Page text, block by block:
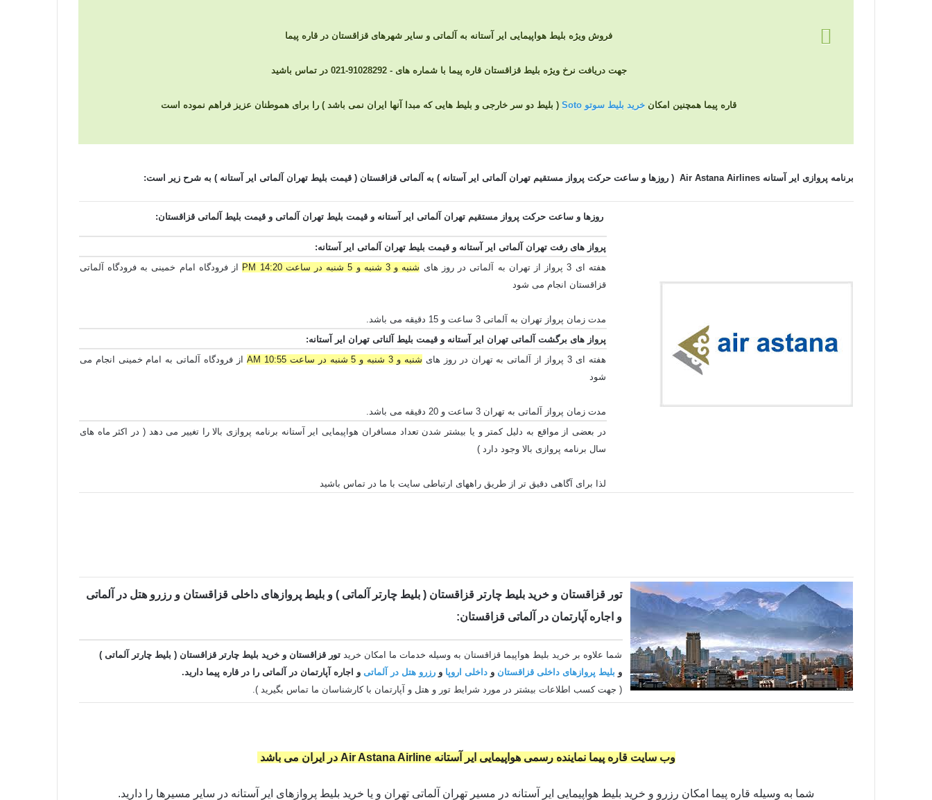
فروش ویژه بلیط هواپیمایی ایر آستانه به آلماتی و سایر شهرهای قزاقستان در قاره پیما
جهت دریافت نرخ ویژه بلیط قزاقستان قاره پیما با شماره های - 91028292-021 در تماس باشید
قاره پیما همچنین امکان خرید بلیط سوتو Soto ( بلیط دو سر خارجی و بلیط هایی که مبدا آنها ایران نمی باشد ) را برای هموطنان عزیز فراهم نموده است
برنامه پروازی ایر آستانه Air Astana Airlines (روزها و ساعت حرکت پرواز مستقیم تهران آلماتی ایر آستانه ) به آلماتی قزاقستان ( قیمت بلیط تهران آلماتی ایر آستانه ) به شرح زیر است:
روزها و ساعت حرکت پرواز مستقیم تهران آلماتی ایر آستانه و قیمت بلیط تهران آلماتی و قیمت بلیط آلماتی قزاقستان:
پرواز های رفت تهران آلماتی ایر آستانه و قیمت بلیط تهران آلماتی ایر آستانه:
هفته ای 3 پرواز از تهران به آلماتی در روز های
شنبه و 3 شنبه و 5 شنبه در ساعت 14:20 PM
از فرودگاه امام خمینی به فرودگاه آلماتی
قزاقستان انجام می شود
مدت زمان پرواز تهران به آلماتی 3 ساعت و 15 دقیقه می باشد.
پرواز های برگشت آلماتی تهران ایر آستانه و قیمت بلیط آلناتی تهران ایر آستانه:
هفته ای 3 پرواز از آلماتی به تهران در روز های
شنبه و 3 شنبه و 5 شنبه در ساعت 10:55 AM
از فرودگاه آلماتی به امام خمینی انجام می
شود
مدت زمان پرواز آلماتی به تهران 3 ساعت و 20 دقیقه می باشد.
در بعضی از مواقع به دلیل کمتر و یا بیشتر شدن تعداد مسافران هواپیمایی ایر آستانه برنامه پروازی بالا را تغییر می دهد ( در اکثر ماه های
سال برنامه پروازی بالا وجود دارد )
لذا برای آگاهی دقیق تر از طریق راههای ارتباطی سایت با ما در تماس باشید
تور قزاقستان و خرید بلیط چارتر قزاقستان ( بلیط چارتر آلماتی ) و بلیط پروازهای داخلی قزاقستان و رزرو هتل در آلماتی
و اجاره آپارتمان در آلماتی قزاقستان:
شما علاوه بر خرید بلیط هواپیما قزاقستان به وسیله خدمات ما امکان خریدتور قزاقستان و خرید بلیط چارتر قزاقستان ( بلیط چارتر آلماتی )
و بلیط پروازهای داخلی قزاقستان وداخلی اروپا ورزرو هتل در آلماتی و اجاره آپارتمان در
آلماتی را در قاره پیما دارید.
( جهت کسب اطلاعات بیشتر در مورد شرایط تور و هتل و آپارتمان با کارشناسان ما تماس بگیرید ).
وب سایت قاره پیما نماینده رسمی هواپیمایی ایر آستانه Air Astana Airline در ایران می باشد
شما به وسیله قاره پیما امکان رزرو و خرید بلیط هواپیمایی ایر آستانه در مسیر تهران آلماتی تهران و یا خرید بلیط پروازهای ایر آستانه در سایر مسیرها را دارید.